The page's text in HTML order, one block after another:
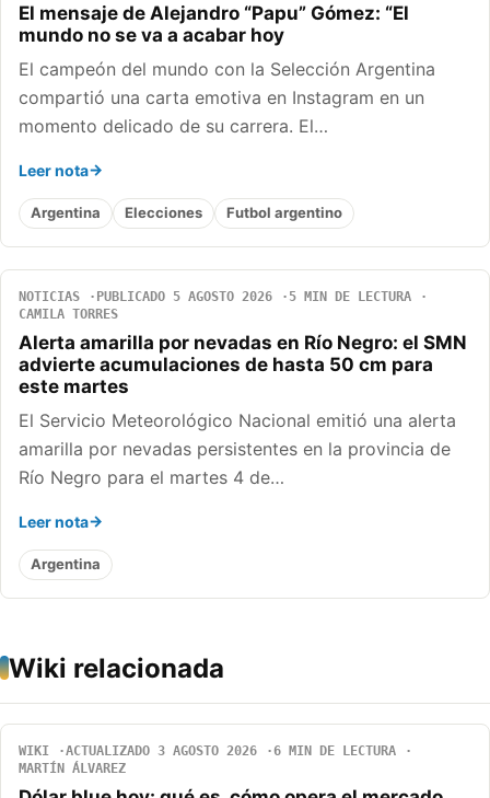
El mensaje de Alejandro “Papu” Gómez: “El
mundo no se va a acabar hoy
El campeón del mundo con la Selección Argentina
compartió una carta emotiva en Instagram en un
momento delicado de su carrera. El…
Leer nota
Argentina Elecciones Futbol argentino
NOTICIAS PUBLICADO 5 AGOSTO 2026
5 MIN DE LECTURA
CAMILA TORRES
Alerta amarilla por nevadas en Río Negro: el SMN
advierte acumulaciones de hasta 50 cm para
este martes
El Servicio Meteorológico Nacional emitió una alerta
amarilla por nevadas persistentes en la provincia de
Río Negro para el martes 4 de…
Leer nota
Argentina
Wiki relacionada
WIKI ACTUALIZADO 3 AGOSTO 2026
6 MIN DE LECTURA
MARTÍN ÁLVAREZ